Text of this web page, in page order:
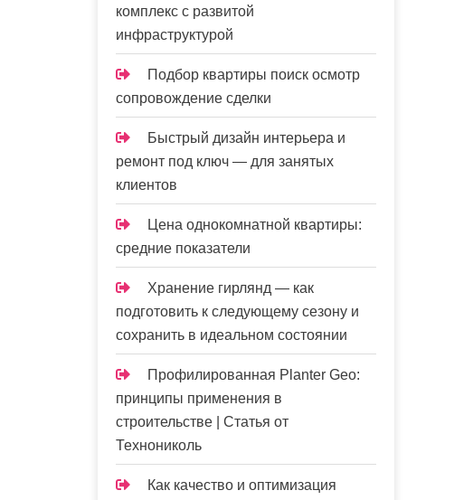
комплекс с развитой
инфраструктурой
Подбор квартиры поиск осмотр
сопровождение сделки
Быстрый дизайн интерьера и
ремонт под ключ — для занятых
клиентов
Цена однокомнатной квартиры:
средние показатели
Хранение гирлянд — как
подготовить к следующему сезону и
сохранить в идеальном состоянии
Профилированная Planter Geo:
принципы применения в
строительстве | Статья от
Технониколь
Как качество и оптимизация